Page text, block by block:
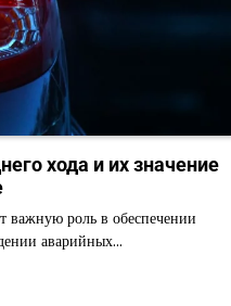
хода и их значение
важную роль в обеспечении
аварийных…